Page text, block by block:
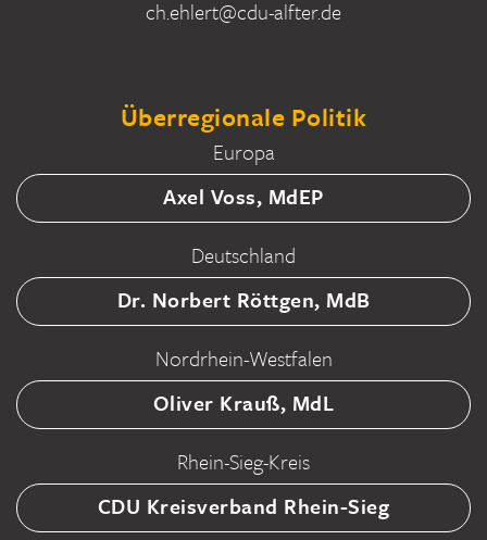
ch.ehlert@cdu-alfter.de
Überregionale Politik
Europa
Axel Voss, MdEP
Deutschland
Dr. Norbert Röttgen, MdB
Nordrhein-Westfalen
Oliver Krauß, MdL
Rhein-Sieg-Kreis
CDU Kreisverband Rhein-Sieg